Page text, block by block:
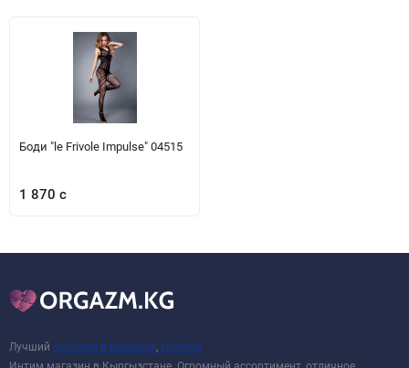
Боди "le Frivole Impulse" 04515
1 870 с
Лучший сексшоп в Бишкеке sexshop